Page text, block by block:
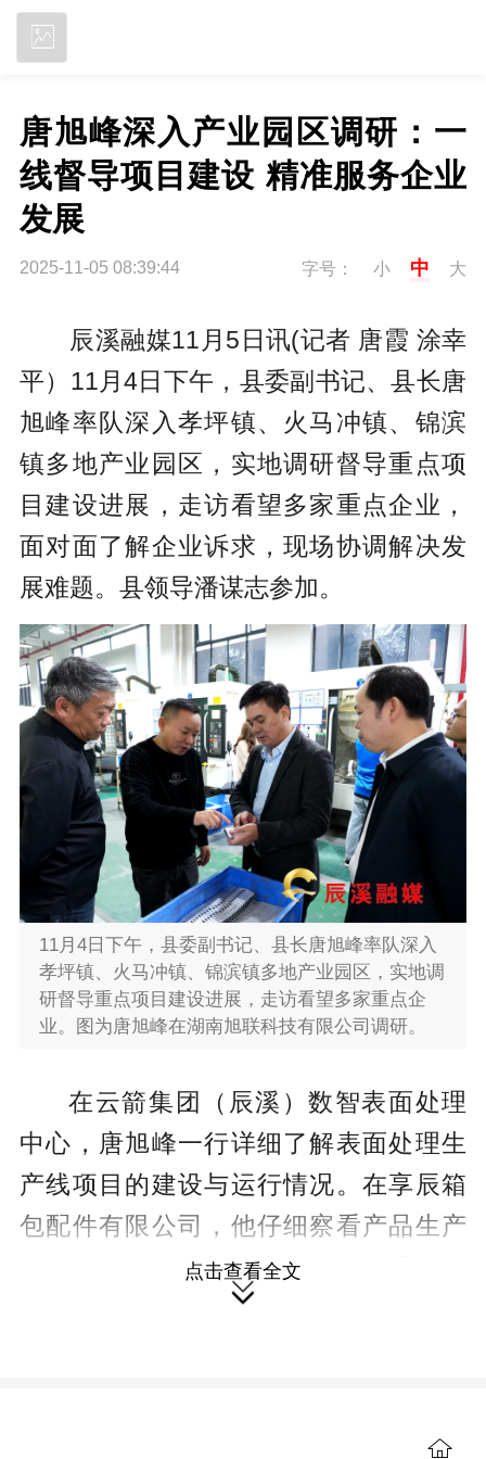
唐旭峰深入产业园区调研：一
线督导项目建设 精准服务企业
发展
2025-11-05 08:39:44 字号： 小 中 大
辰溪融媒11月5日讯(记者 唐霞 涂幸
平）11月4日下午，县委副书记、县长唐
旭峰率队深入孝坪镇、火马冲镇、锦滨
镇多地产业园区，实地调研督导重点项
目建设进展，走访看望多家重点企业，
面对面了解企业诉求，现场协调解决发
展难题。县领导潘谋志参加。
11月4日下午，县委副书记、县长唐旭峰率队深入
孝坪镇、火马冲镇、锦滨镇多地产业园区，实地调
研督导重点项目建设进展，走访看望多家重点企
业。图为唐旭峰在湖南旭联科技有限公司调研。
在云箭集团（辰溪）数智表面处理
中心，唐旭峰一行详细了解表面处理生
产线项目的建设与运行情况。在享辰箱
包配件有限公司，他仔细察看产品生产
线，询问生产经营、市场销售情况，鼓
励企业注重产品设计与质量，拓展更广
希望企业加强技术研发，提升产品附加
点击查看全文
